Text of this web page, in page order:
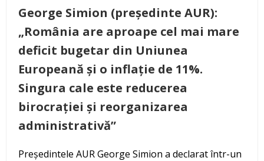
George Simion (președinte AUR):
„România are aproape cel mai mare
deficit bugetar din Uniunea
Europeană și o inflație de 11%.
Singura cale este reducerea
birocrației și reorganizarea
administrativă”
Președintele AUR George Simion a declarat într-un